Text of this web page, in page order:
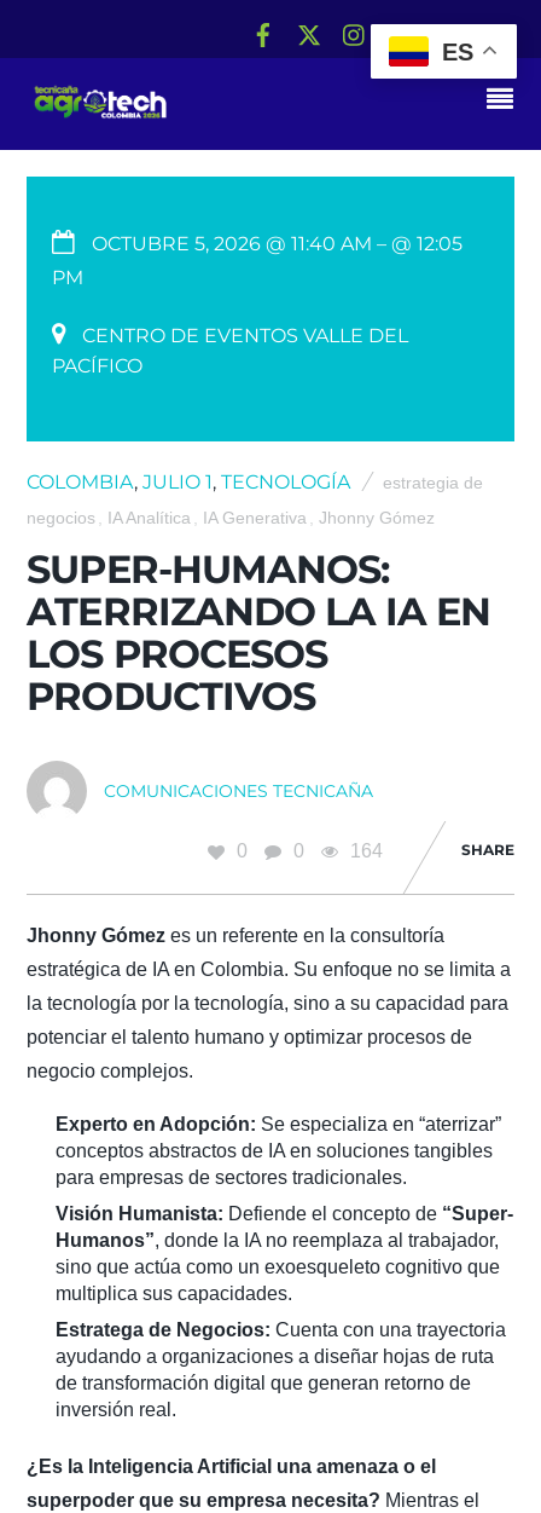
OCTUBRE 5, 2026 @ 11:40 AM – @ 12:05
PM
CENTRO DE EVENTOS VALLE DEL
PACÍFICO
COLOMBIA,JULIO 1,TECNOLOGÍA
estrategia de
negocios , IA Analítica , IA Generativa ,Jhonny Gómez
SUPER-HUMANOS:
ATERRIZANDO LA IA EN
LOS PROCESOS
PRODUCTIVOS
COMUNICACIONES TECNICAÑA
0 0 164 SHARE
Jhonny Gómez es un referente en la consultoría
estratégica de IA en Colombia. Su enfoque no se limita a
la tecnología por la tecnología, sino a su capacidad para
potenciar el talento humano y optimizar procesos de
negocio complejos.
Experto en Adopción: Se especializa en “aterrizar”
conceptos abstractos de IA en soluciones tangibles
para empresas de sectores tradicionales.
Visión Humanista: Defiende el concepto de “Super-
Humanos”, donde la IA no reemplaza al trabajador,
sino que actúa como un exoesqueleto cognitivo que
multiplica sus capacidades.
Estratega de Negocios: Cuenta con una trayectoria
ayudando a organizaciones a diseñar hojas de ruta
de transformación digital que generan retorno de
inversión real.
¿Es la Inteligencia Artificial una amenaza o el
superpoder que su empresa necesita? Mientras el
ES